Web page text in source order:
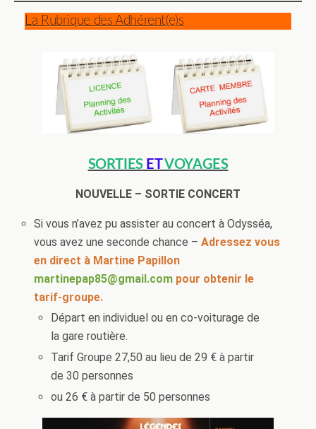
La Rubrique des Adhérent(e)s
SORTIESETVOYAGES
NOUVELLE – SORTIE CONCERT
Si vous n’avez pu assister au concert à Odysséa,
vous avez une seconde chance –Adressez vous
en direct à Martine Papillon
martinepap85@gmail.com pour obtenir le
tarif-groupe.
Départ en individuel ou en co-voiturage de
la gare routière.
Tarif Groupe 27,50 au lieu de 29 € à partir
de 30 personnes
ou 26 € à partir de 50 personnes